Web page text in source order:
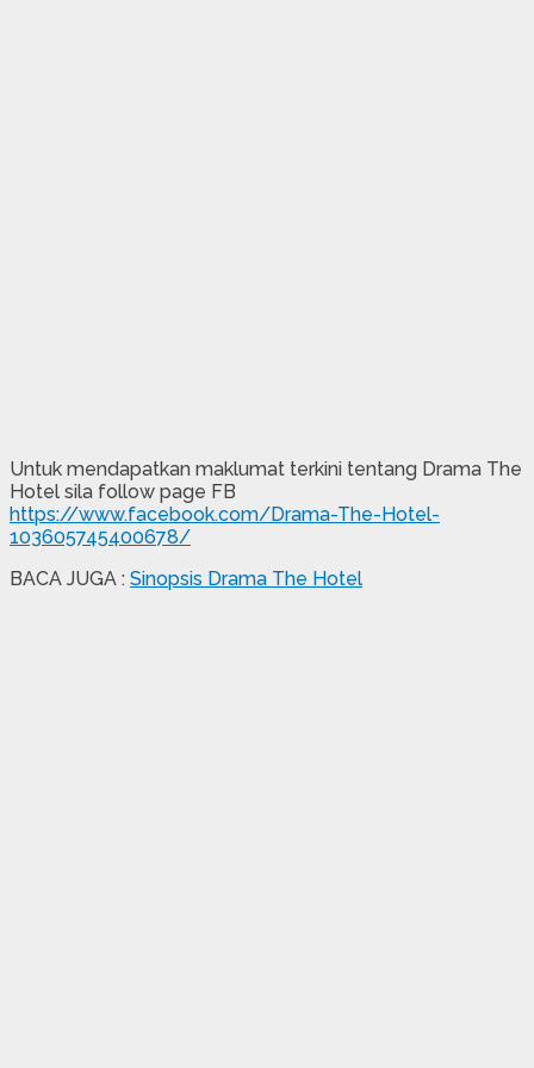
Untuk mendapatkan maklumat terkini tentang Drama The
Hotel sila follow page FB
https://www.facebook.com/Drama-The-Hotel-
103605745400678/
BACA JUGA : Sinopsis Drama The Hotel